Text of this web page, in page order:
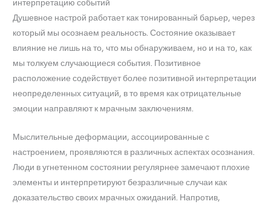
интерпретацию событий
Душевное настрой работает как тонированный барьер, через
который мы осознаем реальность. Состояние оказывает
влияние не лишь на то, что мы обнаруживаем, но и на то, как
мы толкуем случающиеся события. Позитивное
расположение содействует более позитивной интерпретации
неопределенных ситуаций, в то время как отрицательные
эмоции направляют к мрачным заключениям.
Мыслительные деформации, ассоциированные с
настроением, проявляются в различных аспектах осознания.
Люди в угнетенном состоянии регулярнее замечают плохие
элементы и интерпретируют безразличные случаи как
доказательство своих мрачных ожиданий. Напротив,